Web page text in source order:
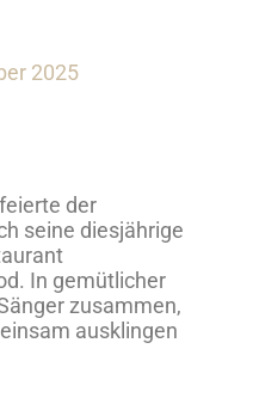
2025
der
seine diesjährige
In gemütlicher
zusammen,
ausklingen